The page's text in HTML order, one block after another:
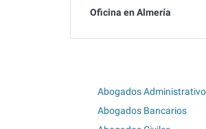
Oficina en Almería
Abogados
Abogados Bancarios